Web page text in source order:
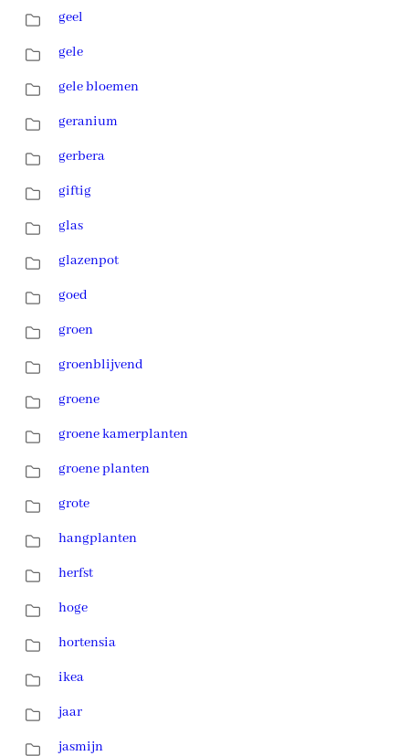
geel
gele
gele bloemen
geranium
gerbera
giftig
glas
glazenpot
goed
groen
groenblijvend
groene
groene kamerplanten
groene planten
grote
hangplanten
herfst
hoge
hortensia
ikea
jaar
jasmijn